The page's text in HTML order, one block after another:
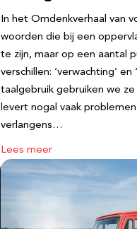
In het Omdenkverhaal van
woorden die bij een
te zijn, maar op een aantal
verschillen: ‘verwachting’ en
taalgebruik gebruiken we
levert nogal vaak
verlangens…
Lees meer